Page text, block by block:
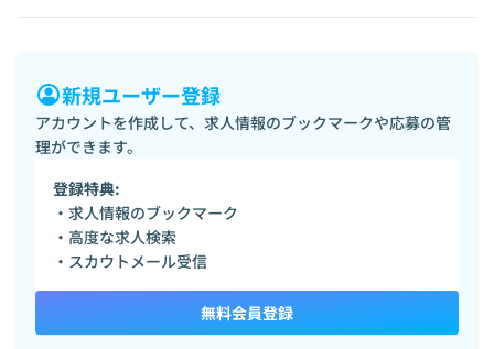
新規ユーザー登録
アカウントを作成して、求人情報のブックマークや応募の管
理ができます。
登録特典:
・求人情報のブックマーク
・高度な求人検索
・スカウトメール受信
無料会員登録